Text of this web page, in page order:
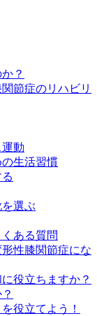
？
節症のリハビリ
動
生活習慣
選ぶ
ある質問
性膝関節症にな
役立ちますか？
役立てよう！